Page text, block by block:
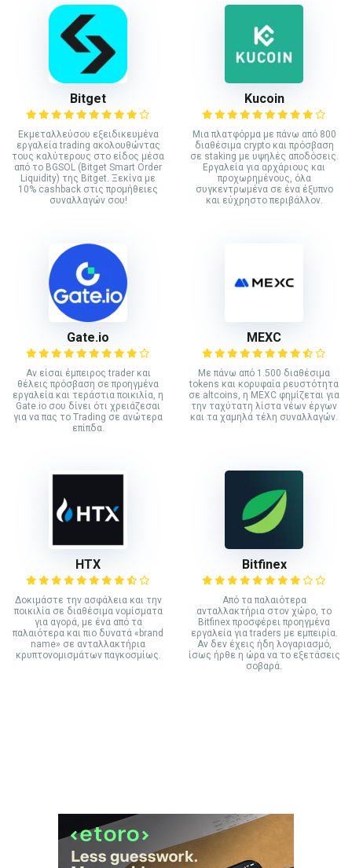
Bitget
Εκμεταλλεύσου εξειδικευμένα
εργαλεία trading ακολουθώντας
τους καλύτερους στο είδος μέσα
από το BGSOL (Bitget Smart Order
Liquidity) της Bitget. Ξεκίνα με
10% cashback στις προμήθειες
συναλλαγών σου!
Kucoin
Mια πλατφόρμα με πάνω από 800
διαθέσιμα crypto και πρόσβαση
σε staking με υψηλές αποδόσεις.
Εργαλεία για αρχάριους και
προχωρημένους, όλα
συγκεντρωμένα σε ένα έξυπνο
και εύχρηστο περιβάλλον.
Gate.io
Αν είσαι έμπειρος trader και
θέλεις πρόσβαση σε προηγμένα
εργαλεία και τεράστια ποικιλία, η
Gate.io σου δίνει ότι χρειάζεσαι
για να πας το Trading σε ανώτερα
επίπδα.
MEXC
Με πάνω από 1.500 διαθέσιμα
tokens και κορυφαία ρευστότητα
σε altcoins, η MEXC φημίζεται για
την ταχύτατη λίστα νέων έργων
και τα χαμηλά τέλη συναλλαγών.
HTX
Δοκιμάστε την ασφάλεια και την
ποικιλία σε διαθέσιμα νομίσματα
για αγορά, με ένα από τα
παλαιότερα και πιο δυνατά «brand
name» σε ανταλλακτήρια
κρυπτονομισμάτων παγκοσμίως.
Bitfinex
Από τα παλαιότερα
ανταλλακτήρια στον χώρο, το
Bitfinex προσφέρει προηγμένα
εργαλεία για traders με εμπειρία.
Αν δεν έχεις ήδη λογαριασμό,
ίσως ήρθε η ώρα να το εξετάσεις
σοβαρά.